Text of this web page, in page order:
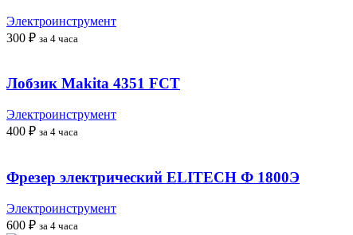
Электроинструмент
300 ₽ за 4 часа
Лобзик Makita 4351 FCT
Электроинструмент
400 ₽ за 4 часа
Фрезер электрический ELITECH Ф 1800Э
Электроинструмент
600 ₽ за 4 часа